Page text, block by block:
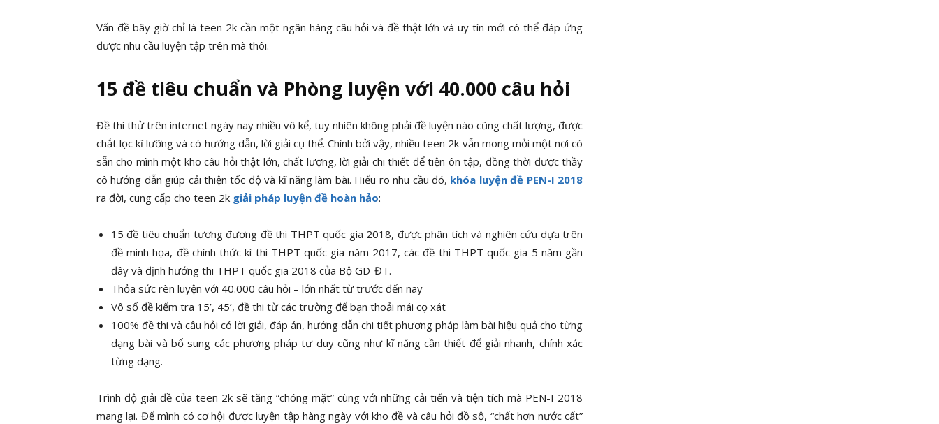
Vấn đề bây giờ chỉ là teen 2k cần một ngân hàng câu hỏi và đề thật lớn và uy tín mới có thể đáp ứng
được nhu cầu luyện tập trên mà thôi.
15 đề tiêu chuẩn và Phòng luyện với 40.000 câu hỏi
Đề thi thử trên internet ngày nay nhiều vô kể, tuy nhiên không phải đề luyện nào cũng chất lượng, được
chắt lọc kĩ lưỡng và có hướng dẫn, lời giải cụ thể. Chính bởi vậy, nhiều teen 2k vẫn mong mỏi một nơi có
sẵn cho mình một kho câu hỏi thật lớn, chất lượng, lời giải chi thiết để tiện ôn tập, đồng thời được thầy
cô hướng dẫn giúp cải thiện tốc độ và kĩ năng làm bài. Hiểu rõ nhu cầu đó, khóa luyện đề PEN-I 2018
ra đời, cung cấp cho teen 2k giải pháp luyện đề hoàn hảo:
15 đề tiêu chuẩn tương đương đề thi THPT quốc gia 2018, được phân tích và nghiên cứu dựa trên
đề minh họa, đề chính thức kì thi THPT quốc gia năm 2017, các đề thi THPT quốc gia 5 năm gần
đây và định hướng thi THPT quốc gia 2018 của Bộ GD-ĐT.
Thỏa sức rèn luyện với 40.000 câu hỏi – lớn nhất từ trước đến nay
Vô số đề kiểm tra 15’, 45’, đề thi từ các trường để bạn thoải mái cọ xát
100% đề thi và câu hỏi có lời giải, đáp án, hướng dẫn chi tiết phương pháp làm bài hiệu quả cho từng
dạng bài và bổ sung các phương pháp tư duy cũng như kĩ năng cần thiết để giải nhanh, chính xác
từng dạng.
Trình độ giải đề của teen 2k sẽ tăng “chóng mặt” cùng với những cải tiến và tiện tích mà PEN-I 2018
mang lại. Để mình có cơ hội được luyện tập hàng ngày với kho đề và câu hỏi đồ sộ, “chất hơn nước cất”